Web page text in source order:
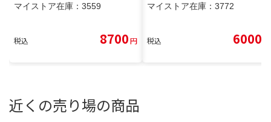
マイストア在庫： 3559
税込 8700円
マイストア在庫： 3772
税込 6000
近くの売り場の商品